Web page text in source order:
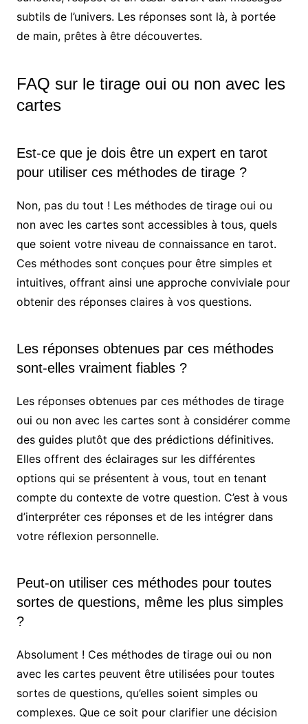
subtils de l’univers. Les réponses sont là, à portée
de main, prêtes à être découvertes.
FAQ sur le tirage oui ou non avec les
cartes
Est-ce que je dois être un expert en tarot
pour utiliser ces méthodes de tirage ?
Non, pas du tout ! Les méthodes de tirage oui ou
non avec les cartes sont accessibles à tous, quels
que soient votre niveau de connaissance en tarot.
Ces méthodes sont conçues pour être simples et
intuitives, offrant ainsi une approche conviviale pour
obtenir des réponses claires à vos questions.
Les réponses obtenues par ces méthodes
sont-elles vraiment fiables ?
Les réponses obtenues par ces méthodes de tirage
oui ou non avec les cartes sont à considérer comme
des guides plutôt que des prédictions définitives.
Elles offrent des éclairages sur les différentes
options qui se présentent à vous, tout en tenant
compte du contexte de votre question. C’est à vous
d’interpréter ces réponses et de les intégrer dans
votre réflexion personnelle.
Peut-on utiliser ces méthodes pour toutes
sortes de questions, même les plus simples
?
Absolument ! Ces méthodes de tirage oui ou non
avec les cartes peuvent être utilisées pour toutes
sortes de questions, qu’elles soient simples ou
complexes. Que ce soit pour clarifier une décision